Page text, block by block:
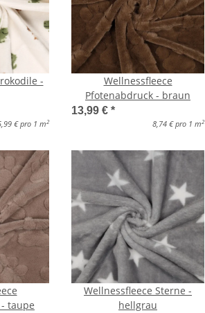
-
€ pro 1 m2
Wellnessfleece
Pfotenabdruck - braun
13,99 € *
8,74 € pro 1 m2
taupe
Wellnessfleece Sterne -
hellgrau